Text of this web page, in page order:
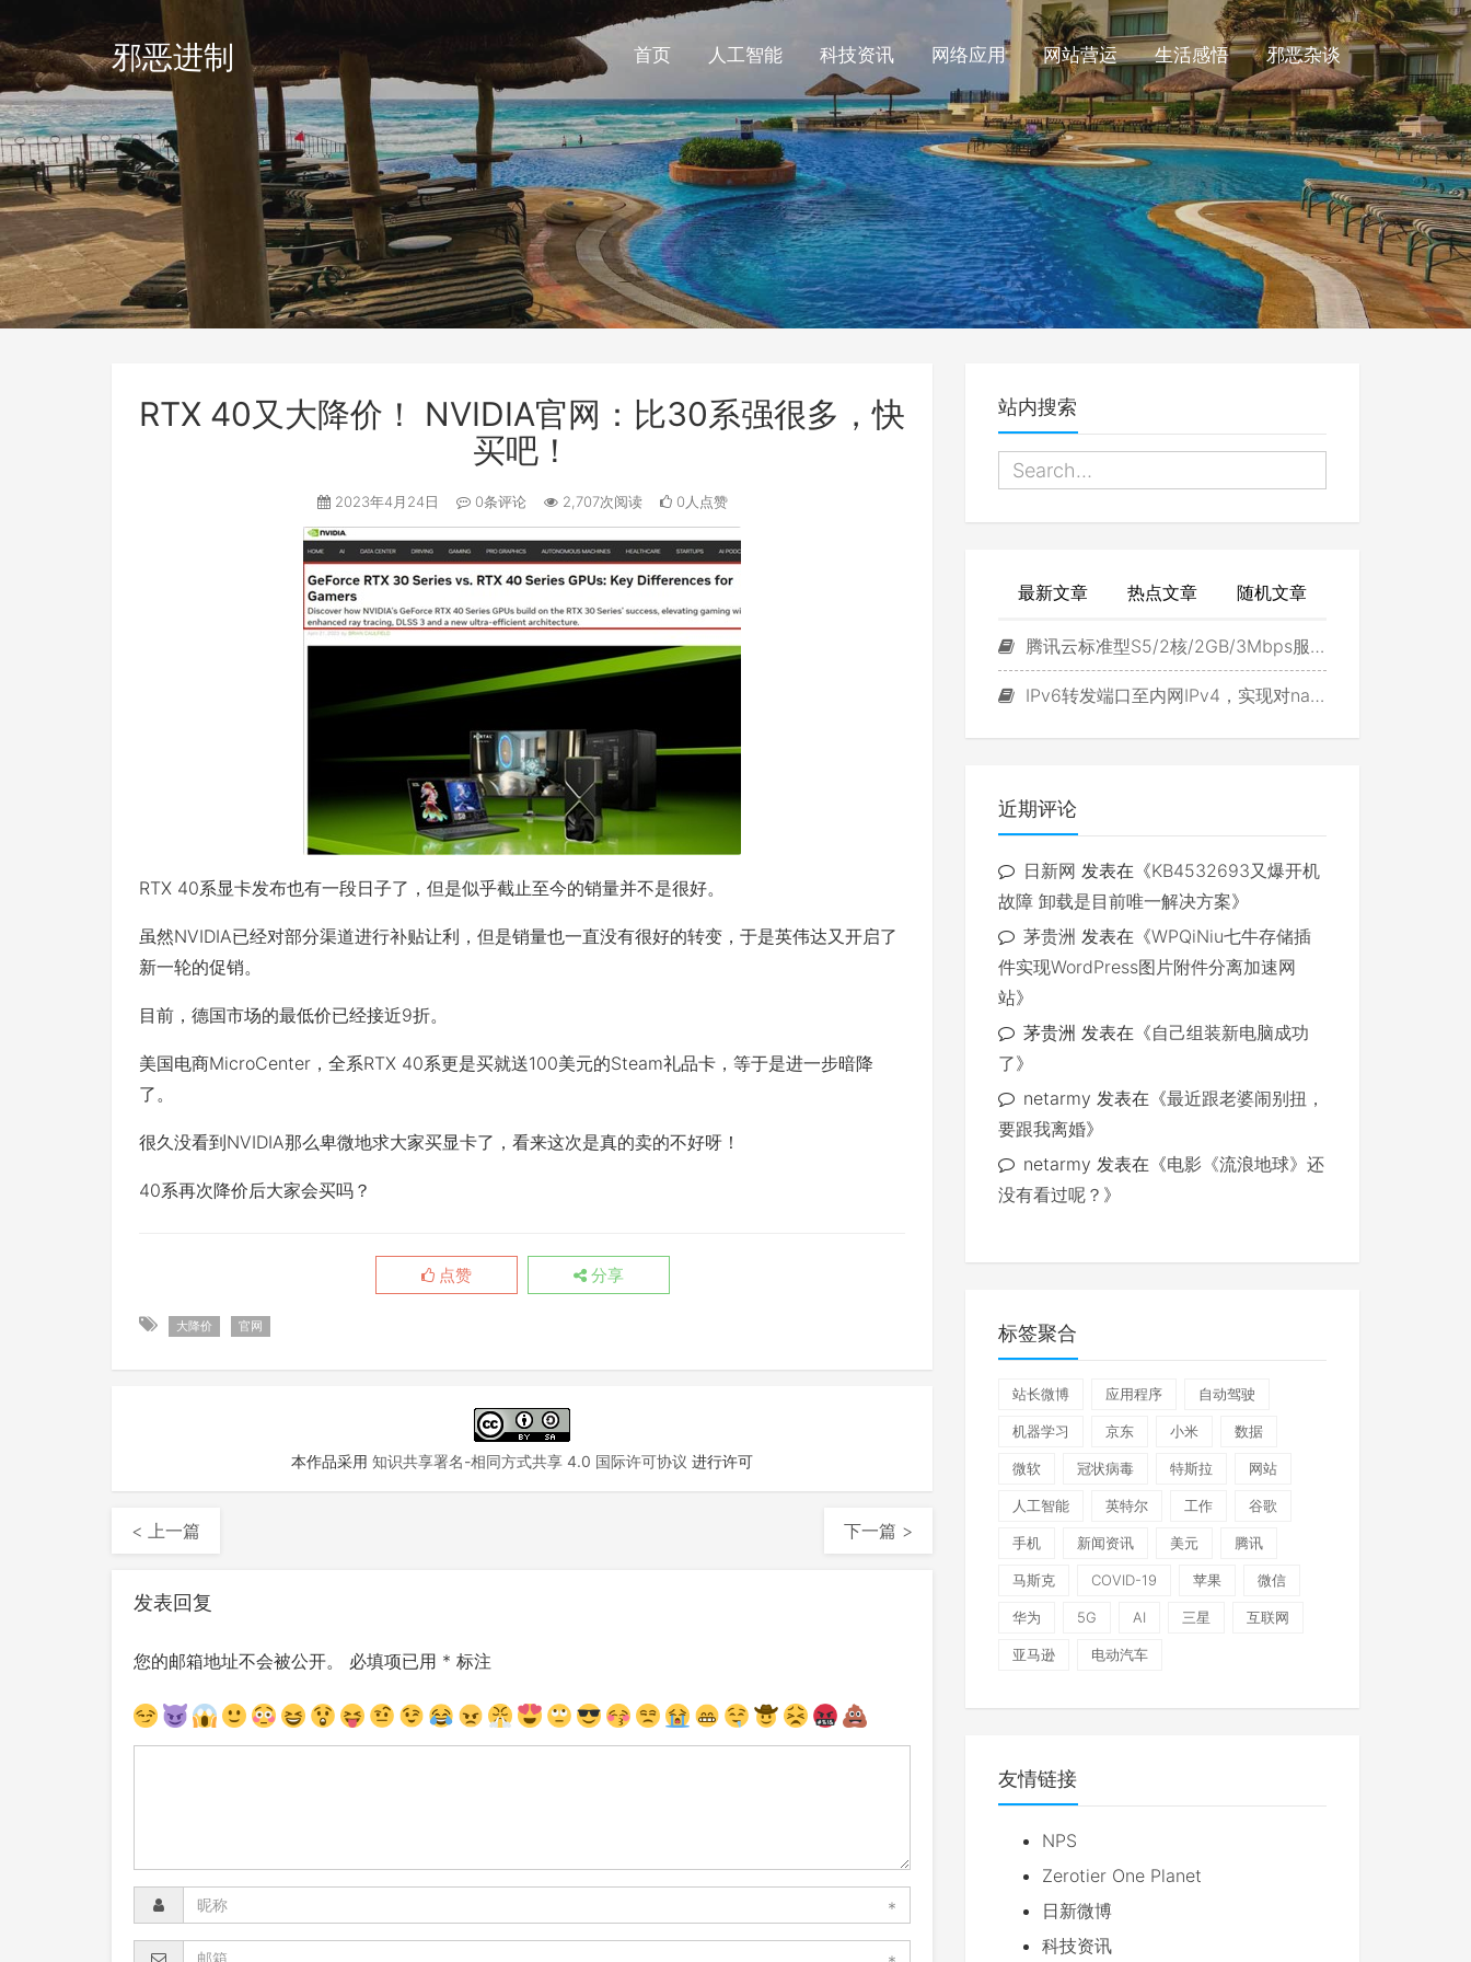
邪恶进制 首页 人工智能 科技资讯 网络应用 网站营运 生活感悟 邪恶杂谈
RTX 40又大降价！ NVIDIA官网：比30系强很多，快
买吧！
2023年4月24日 0条评论 2,707次阅读 0人点赞
RTX 40系显卡发布也有一段日子了，但是似乎截止至今的销量并不是很好。
虽然NVIDIA已经对部分渠道进行补贴让利，但是销量也一直没有很好的转变，于是英伟达又开启了
新一轮的促销。
目前，德国市场的最低价已经接近9折。
美国电商MicroCenter，全系RTX 40系更是买就送100美元的Steam礼品卡，等于是进一步暗降
了。
很久没看到NVIDIA那么卑微地求大家买显卡了，看来这次是真的卖的不好呀！
40系再次降价后大家会买吗？
点赞 分享
大降价 官网
本作品采用 知识共享署名-相同方式共享 4.0 国际许可协议 进行许可
< 上一篇 下一篇 >
发表回复
您的邮箱地址不会被公开。 必填项已用 * 标注
*
站内搜索
最新文章 热点文章 随机文章
腾讯云标准型S5/2核/2GB/3Mbps服务器试用
IPv6转发端口至内网IPv4，实现对navidrome直接访问
近期评论
日新网 发表在《KB4532693又爆开机
故障 卸载是目前唯一解决方案》
茅贵洲 发表在《WPQiNiu七牛存储插
件实现WordPress图片附件分离加速网
站》
茅贵洲 发表在《自己组装新电脑成功
了》
netarmy 发表在《最近跟老婆闹别扭，
要跟我离婚》
netarmy 发表在《电影《流浪地球》还
没有看过呢？ 》
标签聚合
站长微博 应用程序 自动驾驶
机器学习 京东 小米 数据
微软 冠状病毒 特斯拉 网站
人工智能 英特尔 工作 谷歌
手机 新闻资讯 美元 腾讯
马斯克 COVID-19 苹果 微信
华为 5G AI 三星 互联网
亚马逊 电动汽车
友情链接
NPS
Zerotier One Planet
日新微博
科技资讯